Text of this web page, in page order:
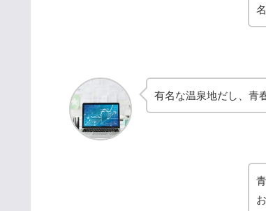
有名な温泉地だし、青